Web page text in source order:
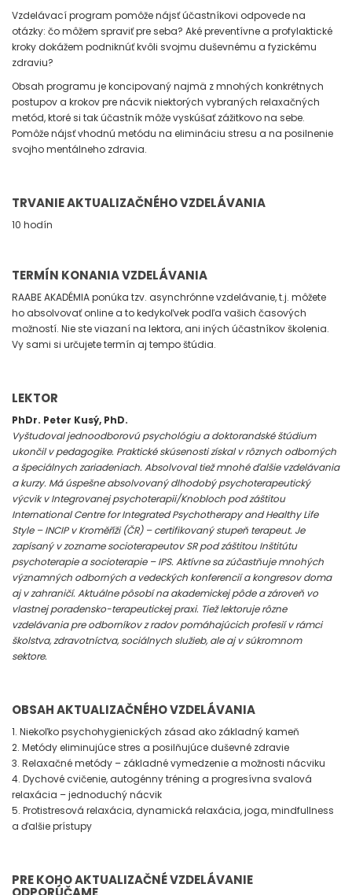
Vzdelávací program pomôže nájsť účastníkovi odpovede na
otázky: čo môžem spraviť pre seba? Aké preventívne a profylaktické
kroky dokážem podniknúť kvôli svojmu duševnému a fyzickému
zdraviu?
Obsah programu je koncipovaný najmä z mnohých konkrétnych
postupov a krokov pre nácvik niektorých vybraných relaxačných
metód, ktoré si tak účastník môže vyskúšať zážitkovo na sebe.
Pomôže nájsť vhodnú metódu na elimináciu stresu a na posilnenie
svojho mentálneho zdravia.
TRVANIE AKTUALIZAČNÉHO VZDELÁVANIA
10 hodín
TERMÍN KONANIA VZDELÁVANIA
RAABE AKADÉMIA ponúka tzv. asynchrónne vzdelávanie, t.j. môžete
ho absolvovať online a to kedykoľvek podľa vašich časových
možností. Nie ste viazaní na lektora, ani iných účastníkov školenia.
Vy sami si určujete termín aj tempo štúdia.
LEKTOR
PhDr. Peter Kusý, PhD.
Vyštudoval jednoodborovú psychológiu a doktorandské štúdium
ukončil v pedagogike. Praktické skúsenosti získal v rôznych odborných
a špeciálnych zariadeniach. Absolvoval tiež mnohé ďalšie vzdelávania
a kurzy. Má úspešne absolvovaný dlhodobý psychoterapeutický
výcvik v Integrovanej psychoterapii/Knobloch pod záštitou
International Centre for Integrated Psychotherapy and Healthy Life
Style – INCIP v Kroměříži (ČR) – certifikovaný stupeň terapeut. Je
zapísaný v zozname socioterapeutov SR pod záštitou Inštitútu
psychoterapie a socioterapie – IPS. Aktívne sa zúčastňuje mnohých
významných odborných a vedeckých konferencií a kongresov doma
aj v zahraničí. Aktuálne pôsobí na akademickej pôde a zároveň vo
vlastnej poradensko-terapeutickej praxi. Tiež lektoruje rôzne
vzdelávania pre odborníkov z radov pomáhajúcich profesií v rámci
školstva, zdravotníctva, sociálnych služieb, ale aj v súkromnom
sektore.
OBSAH AKTUALIZAČNÉHO VZDELÁVANIA
1. Niekoľko psychohygienických zásad ako základný kameň
2. Metódy eliminujúce stres a posilňujúce duševné zdravie
3. Relaxačné metódy – základné vymedzenie a možnosti nácviku
4. Dychové cvičenie, autogénny tréning a progresívna svalová
relaxácia – jednoduchý nácvik
5. Protistresová relaxácia, dynamická relaxácia, joga, mindfullness
a ďalšie prístupy
PRE KOHO AKTUALIZAČNÉ VZDELÁVANIE